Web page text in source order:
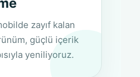
zayıf kalan
güçlü içerik
yeniliyoruz.